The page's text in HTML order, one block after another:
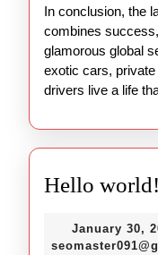
In conclusion, the
combines
glamorous global
exotic cars,
drivers live a life
Hello world!
January 30,